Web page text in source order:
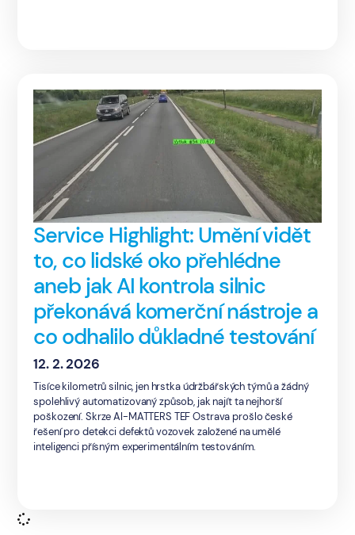
Service Highlight: Umění vidět
to, co lidské oko přehlédne
aneb jak AI kontrola silnic
překonává komerční nástroje a
co odhalilo důkladné testování
12. 2. 2026
Tisíce kilometrů silnic, jen hrstka údržbářských týmů a žádný
spolehlivý automatizovaný způsob, jak najít ta nejhorší
poškození. Skrze AI-MATTERS TEF Ostrava prošlo české
řešení pro detekci defektů vozovek založené na umělé
inteligenci přísným experimentálním testováním.